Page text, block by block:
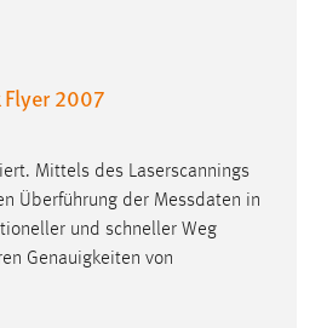
2007
Mittels des Laserscannings
Überführung der Messdaten in
und schneller Weg
Genauigkeiten von